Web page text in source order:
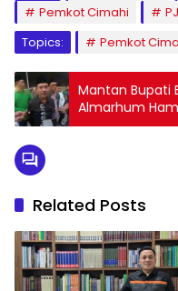
Pemkot Cimahi
Topics:
Pemkot
Mantan Bupati
Almarhum
Terbaik
Related Posts